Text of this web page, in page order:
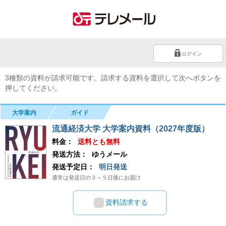
ログイン
3種類の資料が請求可能です。請求する資料を選択して次へボタンを
押してください。
大学案内 ガイド
流通経済大学 大学案内資料（2027年度版）
料金：
送料とも無料
発送方法：
ゆうメール
発送予定日：
明日発送
通常は発送日の３～５日後にお届け
資料請求する